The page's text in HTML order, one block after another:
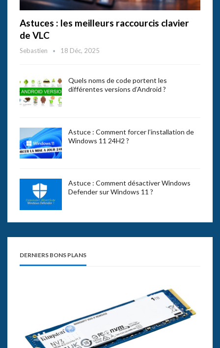
Astuces : les meilleurs raccourcis clavier
de VLC
Sebastien 18 Déc, 2025
Quels noms de code portent les
différentes versions d’Android ?
Astuce : Comment forcer l’installation de
Windows 11 24H2 ?
Astuce : Comment désactiver Windows
Defender sur Windows 11 ?
DERNIERS BONS PLANS